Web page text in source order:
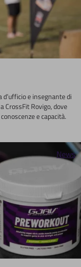
e insegnante di
CrossFit Rovigo, dove
e capacità.
News